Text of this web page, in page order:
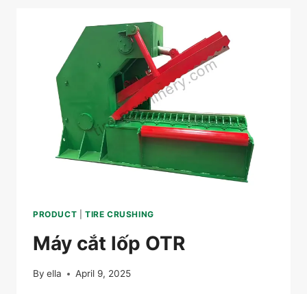
PRODUCT TIRE CRUSHING
Máy cắt lốp OTR
By ella April 9, 2025